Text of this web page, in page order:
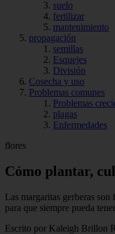
suelo
fertilizar
mantenimiento
propagación
semillas
Esquejes
División
Cosecha y uso
Problemas comunes
Problemas
plagas
Enfermedades
flores
Cómo plantar,
Las margaritas gerberas
para que siempre pueda
Escrito por Kaleigh Brillon